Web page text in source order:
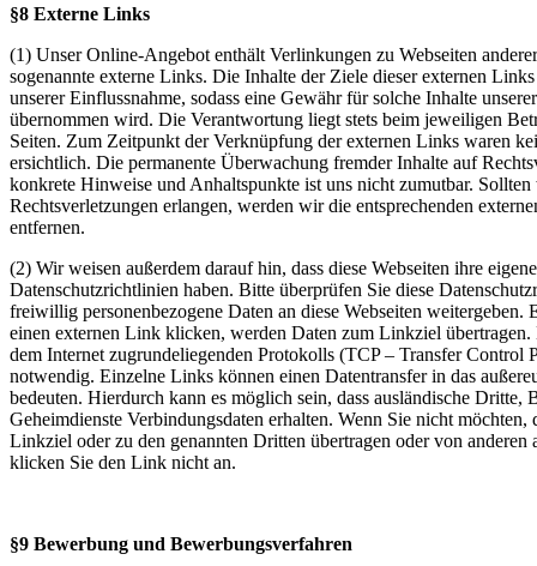
§8 Externe Links
(1) Unser Online-Angebot enthält Verlinkungen zu Webseiten
sogenannte externe Links. Die Inhalte der Ziele dieser externen
unserer Einflussnahme, sodass eine Gewähr für solche Inhalte
übernommen wird. Die Verantwortung liegt stets beim jeweiligen
Seiten. Zum Zeitpunkt der Verknüpfung der externen Links waren
ersichtlich. Die permanente Überwachung fremder Inhalte auf
konkrete Hinweise und Anhaltspunkte ist uns nicht zumutbar.
Rechtsverletzungen erlangen, werden wir die entsprechenden
entfernen.
(2) Wir weisen außerdem darauf hin, dass diese Webseiten ihre
Datenschutzrichtlinien haben. Bitte überprüfen Sie diese
freiwillig personenbezogene Daten an diese Webseiten weitergeben.
einen externen Link klicken, werden Daten zum Linkziel übertragen.
dem Internet zugrundeliegenden Protokolls (TCP – Transfer Control
notwendig. Einzelne Links können einen Datentransfer in das
bedeuten. Hierdurch kann es möglich sein, dass ausländische Dritte,
Geheimdienste Verbindungsdaten erhalten. Wenn Sie nicht möchten,
Linkziel oder zu den genannten Dritten übertragen oder von anderen
klicken Sie den Link nicht an.
§9 Bewerbung und Bewerbungsverfahren